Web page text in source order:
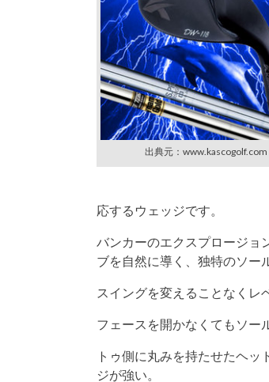
出典元：www.kascogolf.com
応するウェッジです。
バンカーのエクスプロージョ
ブを自然に導く、独特のソー
スイングを変えることなくレ
フェースを開かなくてもソー
トゥ側に丸みを持たせたヘ
ジが強い。